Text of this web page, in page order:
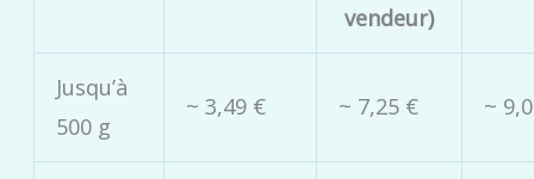
vendeur)
Jusqu’à
500 g
~ 3,49 € ~ 7,25 € ~